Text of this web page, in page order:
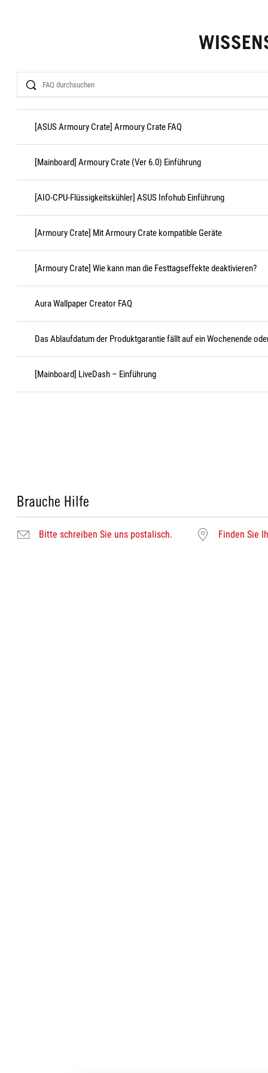
Search
[ASUS Armoury Crate] Armoury Crate FAQ
[Mainboard] Armoury Crate (Ver 6.0) Einführung
[AIO-CPU-Flüssigkeitskühler] ASUS Infohub Einführung
[Armoury Crate] Mit Armoury Crate kompatible Geräte
[Armoury Crate] Wie kann man die Festtagseffekte deaktivieren?
Aura Wallpaper Creator FAQ
Das Ablaufdatum der Produktgarantie fällt auf ein Wochenende
[Mainboard] LiveDash – Einführung
Brauche Hilfe
Bitte schreiben Sie uns postalisch. Finden Sie